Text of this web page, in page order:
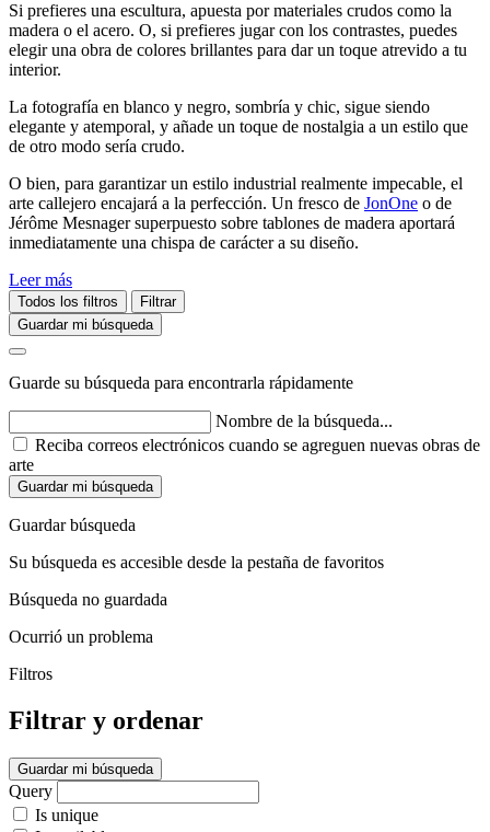
Si prefieres una escultura, apuesta por materiales crudos como la
madera o el acero. O, si prefieres jugar con los contrastes, puedes
elegir una obra de colores brillantes para dar un toque atrevido a tu
interior.
La fotografía en blanco y negro, sombría y chic, sigue siendo
elegante y atemporal, y añade un toque de nostalgia a un estilo que
de otro modo sería crudo.
O bien, para garantizar un estilo industrial realmente impecable, el
arte callejero encajará a la perfección. Un fresco de JonOne o de
Jérôme Mesnager superpuesto sobre tablones de madera aportará
inmediatamente una chispa de carácter a su diseño.
Leer más
Todos los filtros
Filtrar
Guardar mi búsqueda
Guarde su búsqueda para encontrarla rápidamente
Nombre de la búsqueda...
Reciba correos electrónicos cuando se agreguen nuevas obras de
arte
Guardar mi búsqueda
Guardar búsqueda
Su búsqueda es accesible desde la pestaña de favoritos
Búsqueda no guardada
Ocurrió un problema
Filtros
Filtrar y ordenar
Guardar mi búsqueda
Query
Is unique